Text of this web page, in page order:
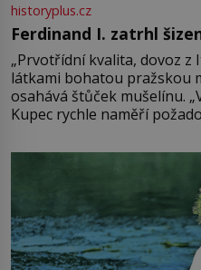
historyplus.cz
Ferdinand I. zatrhl
„Prvotřídní kvalita, dovoz z
látkami bohatou pražskou
osahává štůček mušelínu.
Kupec rychle naměří
milostpaní. Stačí jenom na
množství růžového